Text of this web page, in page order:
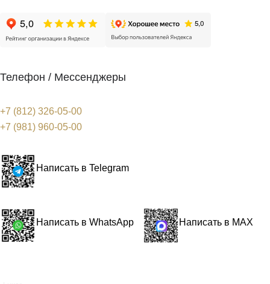
Телефон / Мессенджеры
+7 (812) 326-05-00
+7 (981) 960-05-00
Написать в Telegram
Написать в WhatsApp Написать в MAX